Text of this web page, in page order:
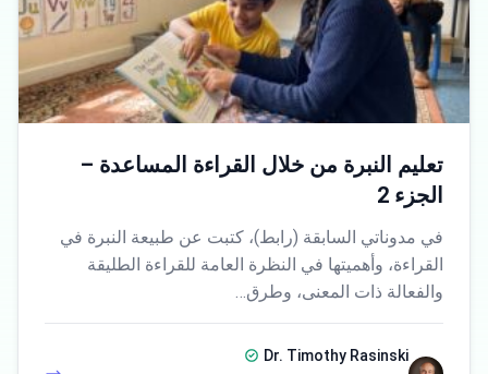
تعليم النبرة من خلال القراءة المساعدة –
الجزء 2
في مدوناتي السابقة (رابط)، كتبت عن طبيعة النبرة في
القراءة، وأهميتها في النظرة العامة للقراءة الطليقة
والفعالة ذات المعنى، وطرق…
Dr. Timothy Rasinski